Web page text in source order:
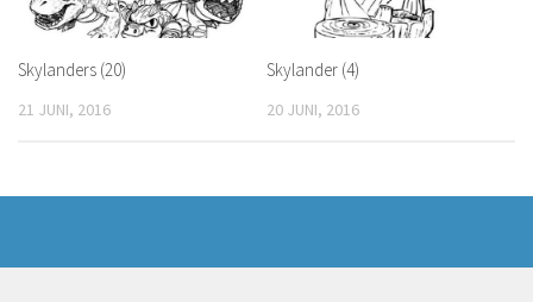
Skylanders (20)
21 JUNI, 2016
Skylander (4)
20 JUNI, 2016